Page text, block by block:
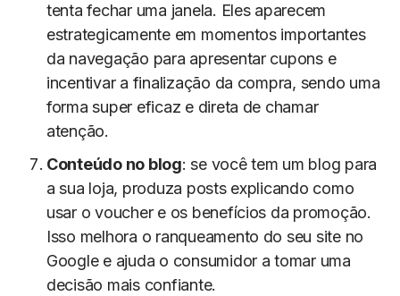
tenta fechar uma janela. Eles aparecem
estrategicamente em momentos importantes
da navegação para apresentar cupons e
incentivar a finalização da compra, sendo uma
forma super eficaz e direta de chamar
atenção.
Conteúdo no blog: se você tem um blog para
a sua loja, produza posts explicando como
usar o voucher e os benefícios da promoção.
Isso melhora o ranqueamento do seu site no
Google e ajuda o consumidor a tomar uma
decisão mais confiante.